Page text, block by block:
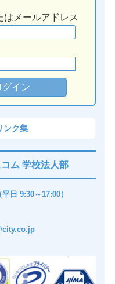
はメールアドレス
ンク集
ム 学校法人部
日 9:30～17:00）